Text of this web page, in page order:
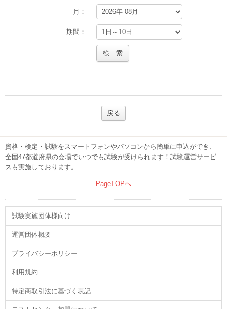
月：
期間：
検 索
戻る
資格・検定・試験をスマートフォンやパソコンから簡単に申込ができ、
全国47都道府県の会場でいつでも試験が受けられます！試験運営サービ
スも実施しております。
PageTOPへ
試験実施団体様向け
運営団体概要
プライバシーポリシー
利用規約
特定商取引法に基づく表記